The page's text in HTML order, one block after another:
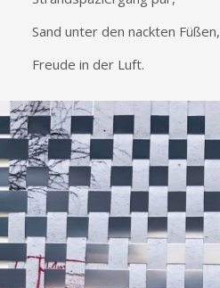
Sand unter den nackten Füßen,
Freude in der Luft.